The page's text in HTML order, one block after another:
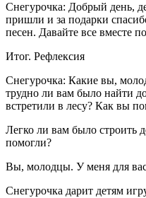
Снегурочка: Добрый день,
пришли и за подарки
песен. Давайте все вместе
Итог. Рефлексия
Снегурочка: Какие вы,
трудно ли вам было найти
встретили в лесу? Как вы
Легко ли вам было строить
помогли?
Вы, молодцы. У меня для
Снегурочка дарит детям